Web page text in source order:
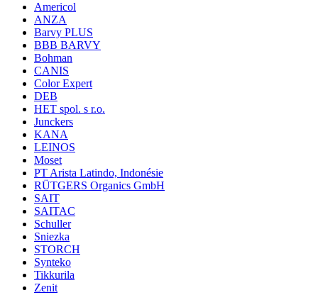
Americol
ANZA
Barvy PLUS
BBB BARVY
Bohman
CANIS
Color Expert
DEB
HET spol. s r.o.
Junckers
KANA
LEINOS
Moset
PT Arista Latindo, Indonésie
RÜTGERS Organics GmbH
SAIT
SAITAC
Schuller
Sniezka
STORCH
Synteko
Tikkurila
Zenit